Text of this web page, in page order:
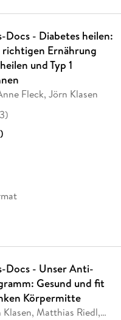
Docs - Diabetes heilen:
richtigen Ernährung
und Typ 1
Fleck, Jörn Klasen
)
Docs - Unser Anti-
Gesund und fit
Körpermitte
Matthias Riedl,